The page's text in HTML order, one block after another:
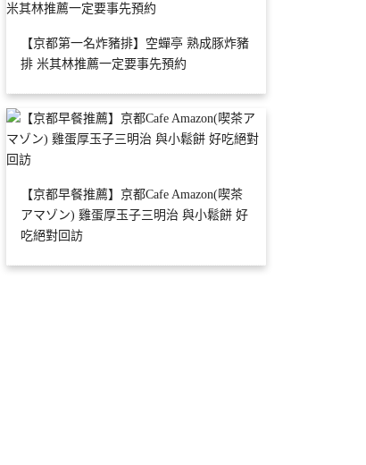
【京都第一名炸豬排】空蟬亭 熟成豚炸豬
排 米其林推薦一定要事先預約
【京都早餐推薦】京都Cafe Amazon(喫茶
アマゾン) 雞蛋厚玉子三明治 與小鬆餅 好
吃絕對回訪